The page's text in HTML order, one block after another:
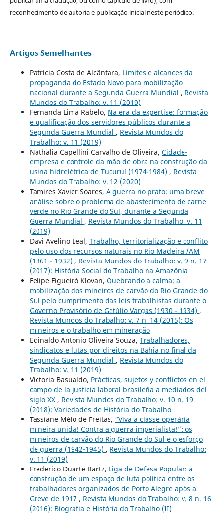
reconhecimento de autoria e publicação inicial neste periódico.
Artigos Semelhantes
Patrícia Costa de Alcântara, Limites e alcances da
propaganda do Estado Novo para mobilização
nacional durante a Segunda Guerra Mundial , Revista
Mundos do Trabalho: v. 11 (2019)
Fernanda Lima Rabelo, Na era da expertise: formação
e qualificação dos servidores públicos durante a
Segunda Guerra Mundial , Revista Mundos do
Trabalho: v. 11 (2019)
Nathalia Capellini Carvalho de Oliveira, Cidade-
empresa e controle da mão de obra na construção da
usina hidrelétrica de Tucuruí (1974-1984) , Revista
Mundos do Trabalho: v. 12 (2020)
Tamires Xavier Soares, A guerra no prato: uma breve
análise sobre o problema de abastecimento de carne
verde no Rio Grande do Sul, durante a Segunda
Guerra Mundial , Revista Mundos do Trabalho: v. 11
(2019)
Davi Avelino Leal, Trabalho, territorialização e conflito
pelo uso dos recursos naturais no Rio Madeira /AM
(1861 - 1932) , Revista Mundos do Trabalho: v. 9 n. 17
(2017): História Social do Trabalho na Amazônia
Felipe Figueiró Klovan, Quebrando a calma: a
mobilização dos mineiros de carvão do Rio Grande do
Sul pelo cumprimento das leis trabalhistas durante o
Governo Provisório de Getúlio Vargas (1930 - 1934) ,
Revista Mundos do Trabalho: v. 7 n. 14 (2015): Os
mineiros e o trabalho em mineração
Edinaldo Antonio Oliveira Souza, Trabalhadores,
sindicatos e lutas por direitos na Bahia no final da
Segunda Guerra Mundial , Revista Mundos do
Trabalho: v. 11 (2019)
Victoria Basualdo, Prácticas, sujetos y conflictos en el
campo de la justicia laboral brasileña a mediados del
siglo XX , Revista Mundos do Trabalho: v. 10 n. 19
(2018): Variedades de História do Trabalho
Tassiane Mélo de Freitas, “Viva a classe operária
mineira unida! Contra a guerra imperialista!”: os
mineiros de carvão do Rio Grande do Sul e o esforço
de guerra (1942-1945) , Revista Mundos do Trabalho:
v. 11 (2019)
Frederico Duarte Bartz, Liga de Defesa Popular: a
construção de um espaço de luta política entre os
trabalhadores organizados de Porto Alegre após a
Greve de 1917 , Revista Mundos do Trabalho: v. 8 n. 16
(2016): Biografia e História do Trabalho (II)